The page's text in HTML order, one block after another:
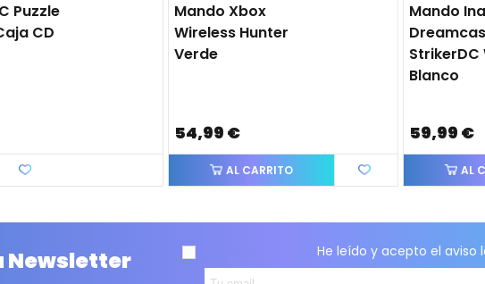
Puzzle
CD
Mando Xbox
Wireless Hunter
Verde
54,99 €
AL CARRITO
Mando
StrikerDC
Blanco
59,99 €
AL
Newsletter He leído y acepto elaviso